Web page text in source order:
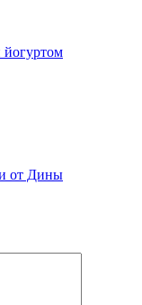
йогуртом
от Дины